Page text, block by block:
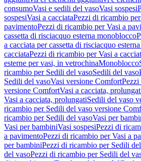
consumoVasi e sedili del vasoVasi sospesi
sospesiVasi a cacciataPezzi di ricambio
pavimentoPezzi di ricambio per Vasi a
cassetta di risciacquo esterna monoblocco
a cacciata per cassetta di risciacquo
cacciataPezzi di ricambio per Vasi a
esterne per vasi, in vetrochinaMonoblocco
ricambio per Sedili del vasoSedili del vaso
Sedili del vasoVasi versione ComfortPezzi
versione ComfortVasi a cacciata,
Vasi a cacciata, prolungatiSedili del vaso
ricambio per Sedili del vaso versione
ricambio per Sedili del vasoVasi per
Vasi per bambiniVasi sospesiPezzi di
a pavimentoPezzi di ricambio per Vasi a
per bambiniPezzi di ricambio per Sedili
del vasoPezzi di ricambio per Sedili del